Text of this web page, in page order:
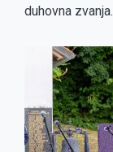
duhovna zvanja.